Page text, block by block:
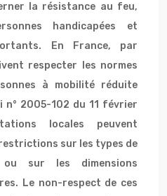
la résistance au feu,
handicapées et
En France, par
respecter les normes
à mobilité réduite
n° 2005-102 du 11 février
locales peuvent
sur les types de
ou sur les dimensions
Le non-respect de ces